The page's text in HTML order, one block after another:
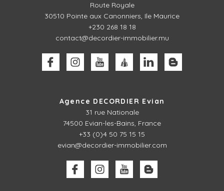
Route Royale
30510 Pointe aux Canonniers, Ile Maurice
+230 268 18 18
contact@decordier-immobilier.mu
Agence DECORDIER Evian
31 rue Nationale
74500 Evian-les-Bains, France
+33 (0)4 50 75 15 15
evian@decordier-immobilier.com